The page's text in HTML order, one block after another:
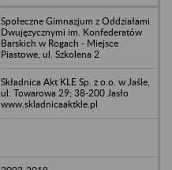
Społeczne Gimnazjum z Oddziałami
Dwujęzycznymi im. Konfederatów
Barskich w Rogach - Miejsce
Piastowe, ul. Szkolena 2
Składnica Akt KLE Sp. z o.o. w Jaśle,
ul. Towarowa 29; 38-200 Jasło
www.skladnicaaktkle.pl